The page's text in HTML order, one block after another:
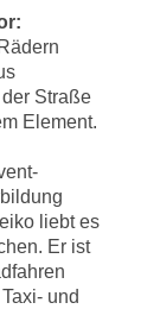
Straße
Element.
liebt es
Er ist
und